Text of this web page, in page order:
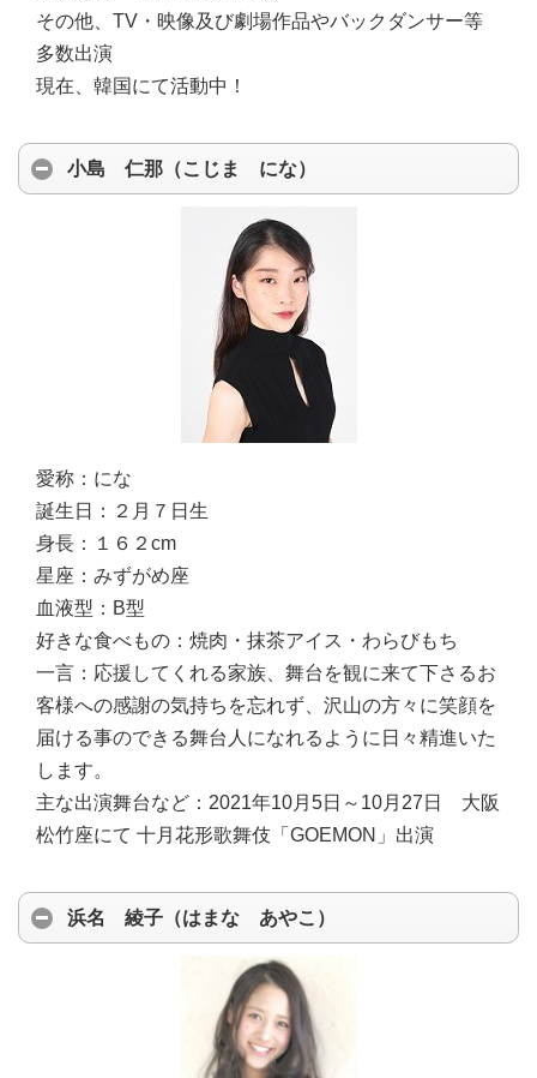
その他、TV・映像及び劇場作品やバックダンサー等
多数出演
現在、韓国にて活動中！
小島 仁那（こじま にな）
愛称： にな
誕生日：
２月７日生
身長：
１６２cm
星座： みずがめ座
血液型： B型
好きな食べもの： 焼肉・抹茶アイス・わらびもち
一言： 応援してくれる家族、舞台を観に来て下さるお
客様への感謝の気持ちを忘れず、沢山の方々に笑顔を
届ける事のできる舞台人になれるように日々精進いた
します。
主な出演舞台など： 2021年10月5日～10月27日 大阪
松竹座にて 十月花形歌舞伎「GOEMON」出演
浜名 綾子（はまな あやこ）